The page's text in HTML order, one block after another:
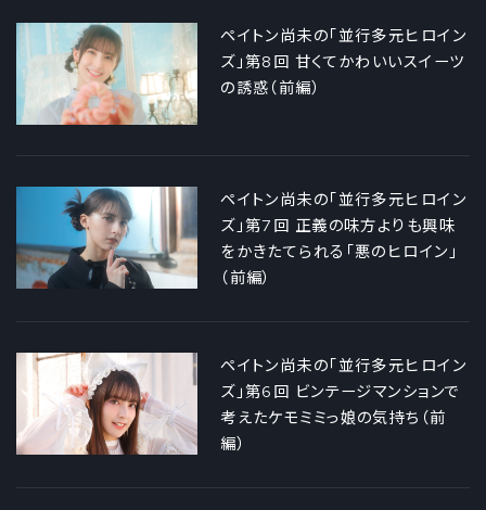
ペイトン尚未の「並行多元ヒロイン
ズ」第8回 甘くてかわいいスイーツ
の誘惑（前編）
ペイトン尚未の「並行多元ヒロイン
ズ」第7回 正義の味方よりも興味
をかきたてられる「悪のヒロイン」
（前編）
ペイトン尚未の「並行多元ヒロイン
ズ」第6回 ビンテージマンションで
考えたケモミミっ娘の気持ち（前
編）